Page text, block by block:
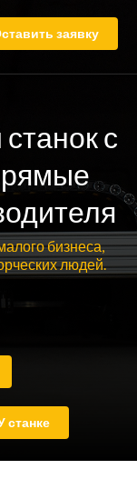
заявку
с
бизнеса,
людей.
станке